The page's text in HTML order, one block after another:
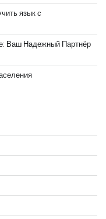
язык с
Ваш Надежный Партнёр